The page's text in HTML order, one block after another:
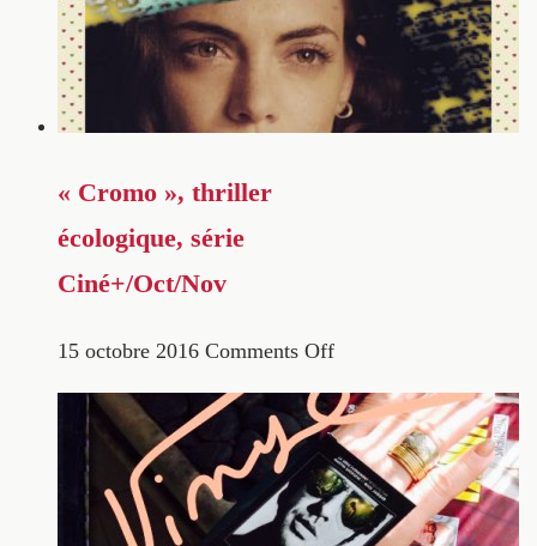
« Cromo », thriller
écologique, série
Ciné+/Oct/Nov
15 octobre 2016 Comments Off